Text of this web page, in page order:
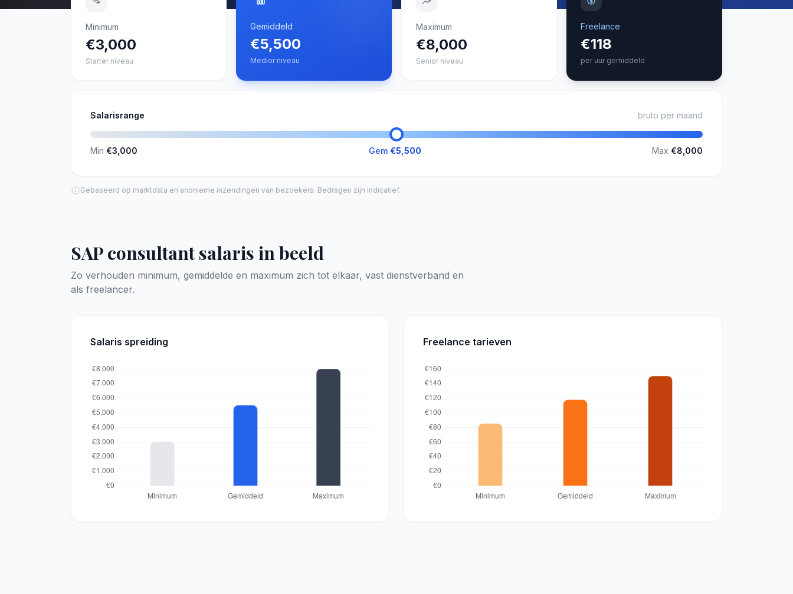
Minimum
€3,000
Starter niveau
Gemiddeld
€5,500
Medior niveau
Maximum
€8,000
Senior niveau
Freelance
€118
per uur gemiddeld
Salarisrange bruto per maand
Min €3,000 Gem €5,500 Max €8,000
Gebaseerd op marktdata en anonieme inzendingen van bezoekers. Bedragen zijn indicatief.
SAP consultant salaris in beeld
Zo verhouden minimum, gemiddelde en maximum zich tot elkaar, vast dienstverband en
als freelancer.
Salaris spreiding Freelance tarieven